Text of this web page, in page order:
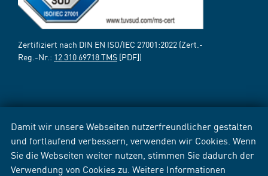
Damit wir unsere Webseiten nutzerfreundlicher gestalten
und fortlaufend verbessern, verwenden wir Cookies. Wenn
Sie die Webseiten weiter nutzen, stimmen Sie dadurch der
Verwendung von Cookies zu. Weitere Informationen
Zertifiziert nach DIN EN ISO/IEC 27001:2022 (Zert.-
Reg.-Nr.: 12 310 69718 TMS [PDF])